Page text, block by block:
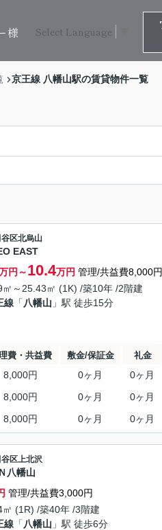
様 Select Language
京王線 八幡山駅の賃貸物件一覧
区北烏山
EAST
円～10.4万円 管理/共益費8,000円
㎡～25.43㎡ (1K) /築10年 /2階建
線 「 八幡山 」駅 徒歩15分
費・共益費 敷金/保証金 礼金
8,000円 0ヶ月 0ヶ月
8,000円 0ヶ月 0ヶ月
8,000円 0ヶ月 0ヶ月
区上北沢
八幡山
管理/共益費3,000円
㎡ (1R) /築40年 /3階建
線 「 八幡山 」駅 徒歩6分